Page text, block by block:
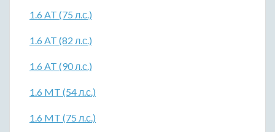
1.6 AT (75 л.с.)
1.6 AT (82 л.с.)
1.6 AT (90 л.с.)
1.6 MT (54 л.с.)
1.6 MT (75 л.с.)